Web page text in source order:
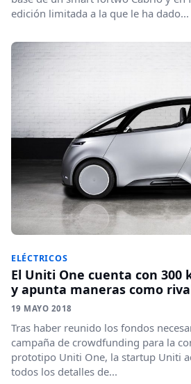
edición limitada a la que le ha dado...
ELÉCTRICOS
El Uniti One cuenta con 300
y apunta maneras como
19 MAYO 2018
Tras haber reunido los fondos
campaña de crowdfunding para la
prototipo Uniti One, la startup Uniti
todos los detalles de...